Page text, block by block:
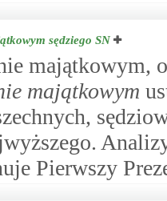
sędziego SN
majątkowym
Pierwszy